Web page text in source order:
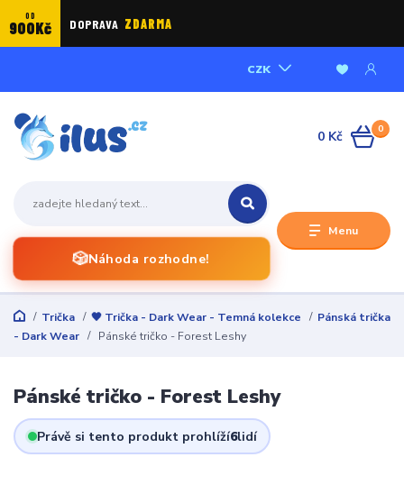
OD
900Kč DOPRAVA ZDARMA
Menu
CZK
🎲Náhoda rozhodne!
0
0 Kč
Trička 🖤 Trička - Dark Wear - Temná kolekce
Pánská trička
- Dark Wear
Pánské tričko - Forest Leshy
Pánské tričko - Forest Leshy
Právě si tento produkt prohlíží6lidí